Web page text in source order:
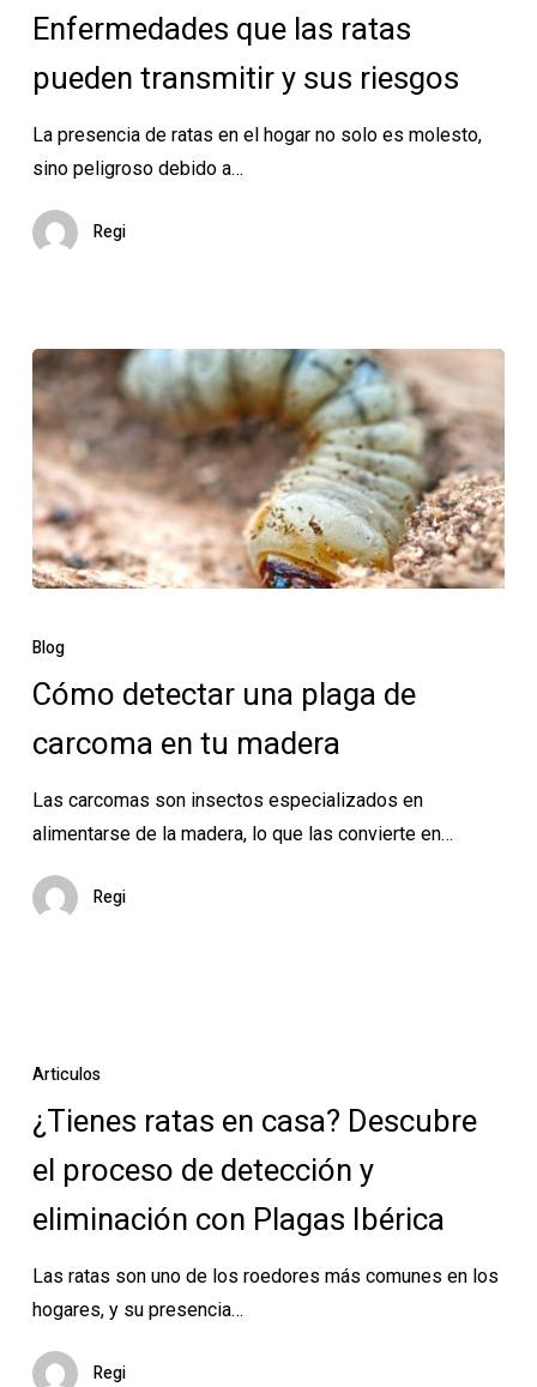
ratas
pueden
y
sus
riesgos
Enfermedades que las ratas
pueden transmitir y sus riesgos
La presencia de ratas en el hogar no solo es molesto,
sino peligroso debido a…
Regi
detectar
plaga
de
en
tu
madera
Blog
Cómo detectar una plaga de
carcoma en tu madera
Las carcomas son insectos especializados en
alimentarse de la madera, lo que las convierte en…
Regi
ratas
casa?
Descubre
proceso
de
detección
eliminación
Articulos
¿Tienes ratas en casa? Descubre
el proceso de detección y
eliminación con Plagas Ibérica
Las ratas son uno de los roedores más comunes en los
hogares, y su presencia…
Regi